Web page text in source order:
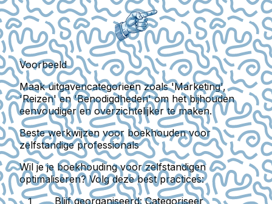
Voorbeeld
Maak uitgavencategorieën zoals 'Marketing',
'Reizen' en 'Benodigdheden' om het bijhouden
eenvoudiger en overzichtelijker te maken.
Beste werkwijzen voor boekhouden voor
zelfstandige professionals
Wil je je boekhouding voor zelfstandigen
optimaliseren? Volg deze best practices:
Blijf georganiseerd:Categoriseer